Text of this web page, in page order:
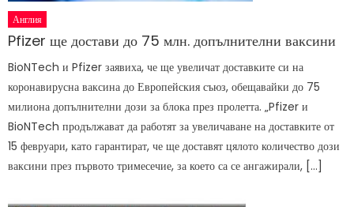
Англия
Pfizer ще достави до 75 млн. допълнителни ваксини
BioNTech и Pfizer заявиха, че ще увеличат доставките си на
коронавирусна ваксина до Европейския съюз, обещавайки до 75
милиона допълнителни дози за блока през пролетта. „Pfizer и
BioNTech продължават да работят за увеличаване на доставките от
15 февруари, като гарантират, че ще доставят цялото количество дози
ваксини през първото тримесечие, за което са се ангажирали, […]